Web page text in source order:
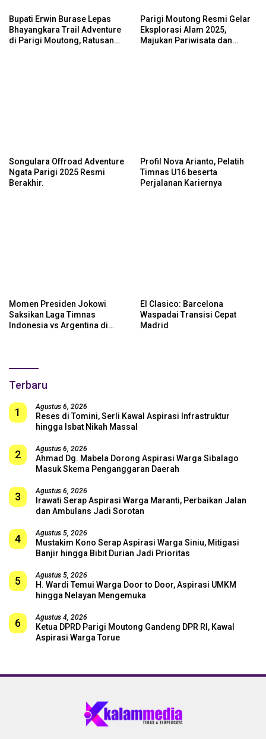
Bupati Erwin Burase Lepas
Bhayangkara Trail Adventure
di Parigi Moutong, Ratusan
Parigi Moutong Resmi Gelar
Eksplorasi Alam 2025,
Majukan Pariwisata dan
Songulara Offroad Adventure
Ngata Parigi 2025 Resmi
Berakhir.
Profil Nova Arianto, Pelatih
Timnas U16 beserta
Perjalanan Kariernya
Momen Presiden Jokowi
Saksikan Laga Timnas
Indonesia vs Argentina di
El Clasico: Barcelona
Waspadai Transisi Cepat
Madrid
Terbaru
1 Agustus 6, 2026
Reses di Tomini, Serli Kawal Aspirasi Infrastruktur
hingga Isbat Nikah Massal
2 Agustus 6, 2026
Ahmad Dg. Mabela Dorong Aspirasi Warga Sibalago
Masuk Skema Penganggaran Daerah
3 Agustus 6, 2026
Irawati Serap Aspirasi Warga Maranti, Perbaikan Jalan
dan Ambulans Jadi Sorotan
4 Agustus 5, 2026
Mustakim Kono Serap Aspirasi Warga Siniu, Mitigasi
Banjir hingga Bibit Durian Jadi Prioritas
5 Agustus 5, 2026
H. Wardi Temui Warga Door to Door, Aspirasi UMKM
hingga Nelayan Mengemuka
6 Agustus 4, 2026
Ketua DPRD Parigi Moutong Gandeng DPR RI, Kawal
Aspirasi Warga Torue